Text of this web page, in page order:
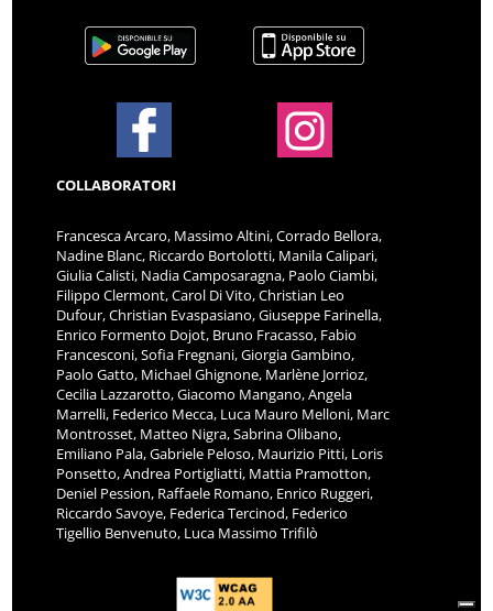
COLLABORATORI
Francesca Arcaro, Massimo Altini, Corrado Bellora,
Nadine Blanc, Riccardo Bortolotti, Manila Calipari,
Giulia Calisti, Nadia Camposaragna, Paolo Ciambi,
Filippo Clermont, Carol Di Vito, Christian Leo
Dufour, Christian Evaspasiano, Giuseppe Farinella,
Enrico Formento Dojot, Bruno Fracasso, Fabio
Francesconi, Sofia Fregnani, Giorgia Gambino,
Paolo Gatto, Michael Ghignone, Marlène Jorrioz,
Cecilia Lazzarotto, Giacomo Mangano, Angela
Marrelli, Federico Mecca, Luca Mauro Melloni, Marc
Montrosset, Matteo Nigra, Sabrina Olibano,
Emiliano Pala, Gabriele Peloso, Maurizio Pitti, Loris
Ponsetto, Andrea Portigliatti, Mattia Pramotton,
Deniel Pession, Raffaele Romano, Enrico Ruggeri,
Riccardo Savoye, Federica Tercinod, Federico
Tigellio Benvenuto, Luca Massimo Trifilò